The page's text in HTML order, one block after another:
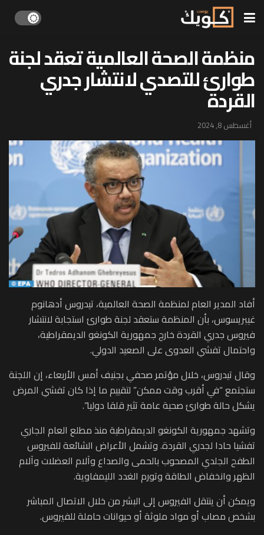
منظمة الصحة العالمية تعقد لجنة
طوارئ للتصدي لانتشار جدري
القردة
أغسطس 8, 2024
أفاد المدير العام لمنظمة الصحة العالمية، تيدروس أدهانوم
غيبريسوس، بأن المنظمة ستعقد لجنة طوارئ استجابة لانتشار
فيروس جدري القردة خارج جمهورية الكونغو الديمقراطية،
واحتمال تفشي العدوى على الصعيد الدولي.
وقال تيدروس، خلال مؤتمر صحفي بجنيف أمس الأربعاء، إن اللجنة
ستجتمع “في أقرب وقت ممكن” لتقييم ما إذا كان تفشي المرض
يشكل حالة طوارئ صحية عامة تثير قلقا دوليا”.
وتشهد جمهورية الكونغو الديمقراطية منذ مطلع العام الجاري
تفشيا حادا لجدري القردة. وتشمل الأعراض الشائعة للفيروس
الطفح الجلدي المصحوب بالحمى والصداع وآلام العضلات وآلام
الظهر وانخفاض الطاقة وتورم الغدد الليمفاوية.
ويمكن أن ينتقل الفيروس إلى البشر من خلال الاتصال المباشر
بشخص مصاب أو مواد ملوثة أو حيوانات حاملة للفيروس.